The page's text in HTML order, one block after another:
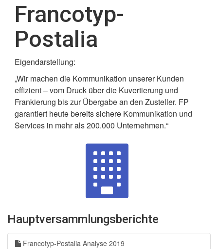
Francotyp-
Postalia
Eigendarstellung:
„Wir machen die Kommunikation unserer Kunden
effizient – vom Druck über die Kuvertierung und
Frankierung bis zur Übergabe an den Zusteller. FP
garantiert heute bereits sichere Kommunikation und
Services in mehr als 200.000 Unternehmen.“
Hauptversammlungsberichte
Francotyp-Postalia Analyse 2019